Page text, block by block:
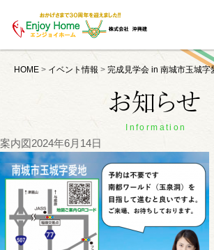
HOME > イベント情報 > 完成見学会 in 南城市玉城字
Information
案内図 2024年6月14日